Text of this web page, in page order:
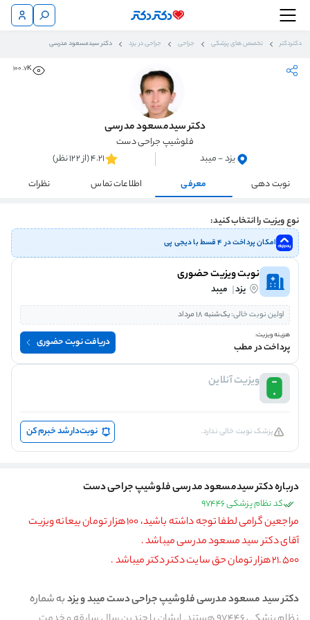
دکتردکتر تخصص های پزشکی جراحی جراحی در یزد دکتر سيدمسعود مدرسی
100.7K
دکتر سيدمسعود مدرسی
فلوشیپ جراحی دست
یزد - میبد
4.21 (از 122 نظر)
نوبت دهی
معرفی اطلاعات تماس نظرات
نوع ویزیت را انتخاب کنید:
امکان پرداخت در ۴ قسط با دیجی پی
نوبت ویزیت حضوری
یزد میبد
اولین نوبت خالی:یک‌شنبه 18 مرداد
هزینه ویزیت:
پرداخت در مطب دریافت نوبت حضوری
ویزیت آنلاین
پزشک نوبت خالی ندارد. نوبت‌دار شد خبرم کن
درباره دکتر سيدمسعود مدرسی فلوشیپ جراحی دست
کد نظام پزشکی 97446
مراجعین گرامی لطفا توجه داشته باشید، 100 هزار تومان بیعانه ویزیت
آقای دکتر سید مسعود مدرسی میباشد .
21.500 هزار تومان حق سایت دکتر دکتر میباشد .
دکتر سید مسعود مدرسی فلوشیپ جراحی دست میبد و یزدبه شماره